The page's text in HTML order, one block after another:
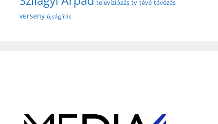
televíziózás tv tévé tévézés
verseny újságírás